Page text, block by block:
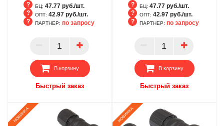
БЦ: 47.77 руб./шт.
ОПТ: 42.97 руб./шт.
ПАРТНЕР
ПАРТНЕР: по запросу
В корзину
Быстрый заказ
БЦ: 47.77 руб./шт.
ОПТ: 42.97 руб./шт.
ПАРТНЕР
ПАРТНЕР: по запросу
В корзину
Быстрый заказ